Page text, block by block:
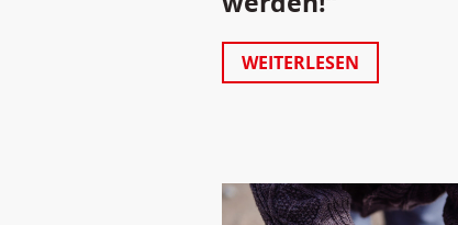
WEITERLESEN